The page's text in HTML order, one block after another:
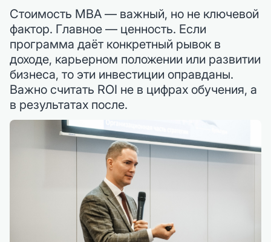
Стоимость MBA — важный, но не ключевой
фактор. Главное — ценность. Если
программа даёт конкретный рывок в
доходе, карьерном положении или развитии
бизнеса, то эти инвестиции оправданы.
Важно считать ROI не в цифрах обучения, а
в результатах после.